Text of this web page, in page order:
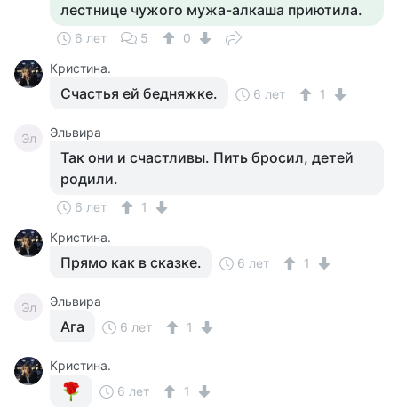
лестнице чужого мужа-алкаша приютила.
6 лет 5
0
Кристина.
Счастья ей бедняжке. 6 лет 1
Эл Эльвира
Так они и счастливы. Пить бросил, детей
родили.
6 лет
1
Кристина.
Прямо как в сказке. 6 лет 1
Эл Эльвира
Ага 6 лет 1
Кристина.
6 лет
1